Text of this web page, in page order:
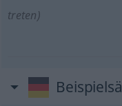
treten)